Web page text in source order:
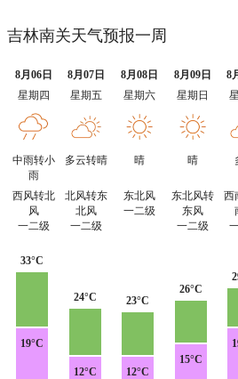
吉林南关天气预报一周
8月06日 8月07日 8月08日 8月09日 8
星期四
星期五 星期六 星期日
中雨转小
雨
多云转晴 晴 晴
西风转北
风
一二级
北风转东
北风
一二级
东北风
一二级
东北风转
东风
一二级
西
33°C
19°C
24°C
12°C
23°C
12°C
26°C
15°C